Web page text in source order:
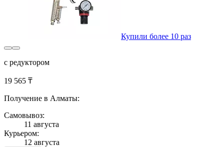
Купили более 10 раз
с редуктором
19 565 ₸
Получение в Алматы:
Самовывоз:
11 августа
Курьером:
12 августа